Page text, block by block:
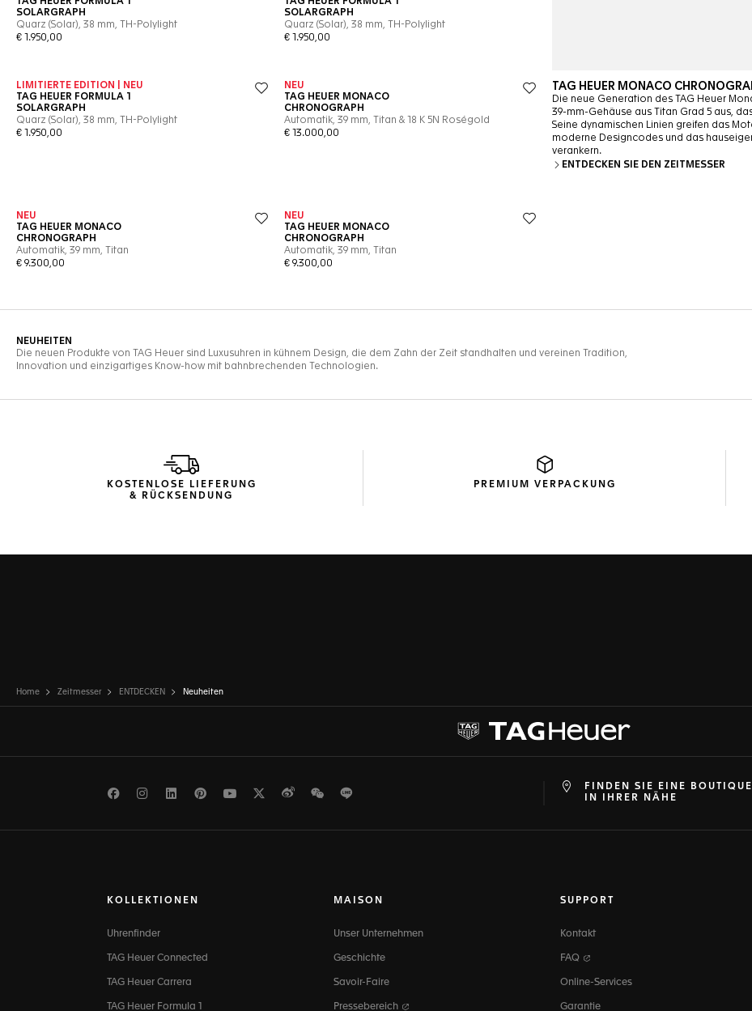
KOSTENLOSE LIEFERUNG
& RÜCKSENDUNG
PREMIUM VERPACKUNG
Home Zeitmesser ENTDECKEN Neuheiten
FacebookInstagramLinkedInPinterest
Youtube
TwitterWeiboWeChat
FINDEN SIE EINE BOUTIQUE
IN IHRER NÄHE
KOLLEKTIONEN
Uhrenfinder
TAG Heuer Connected
TAG Heuer Carrera
TAG Heuer Formula 1
MAISON
Unser Unternehmen
Geschichte
Savoir-Faire
Pressebereich
SUPPORT
Kontakt
FAQ
Online-Services
Garantie